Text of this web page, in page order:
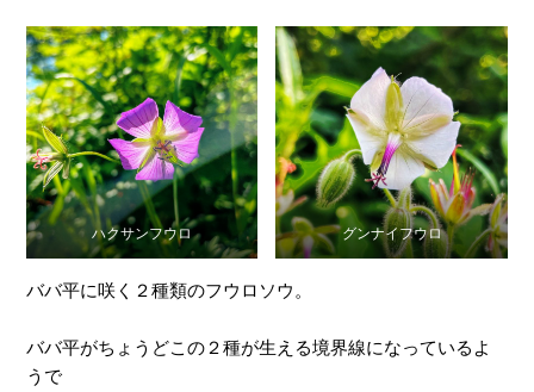
ハクサンフウロ グンナイフウロ
ババ平に咲く２種類のフウロソウ。
ババ平がちょうどこの２種が生える境界線になっているよ
うで